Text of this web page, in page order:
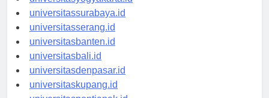
universitasyogyakarta.id
universitassurabaya.id
universitasserang.id
universitasbanten.id
universitasbali.id
universitasdenpasar.id
universitaskupang.id